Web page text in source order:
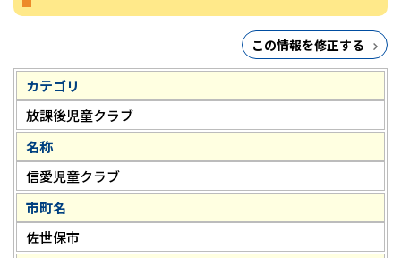
この情報を修正する
カテゴリ
放課後児童クラブ
名称
信愛児童クラブ
市町名
佐世保市